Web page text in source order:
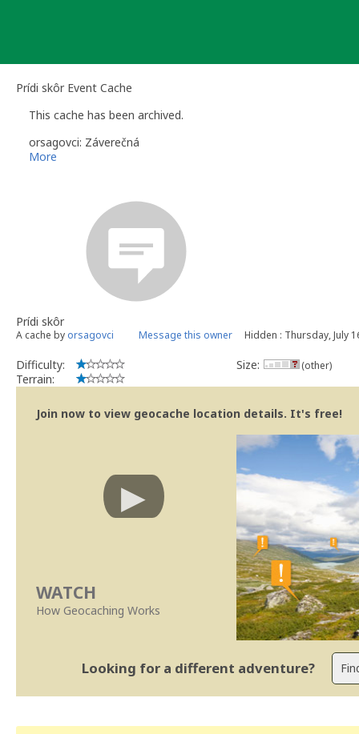
Prídi skôr Event Cache
This cache has been archived.
orsagovci: Záverečná
More
Prídi skôr
A cache by orsagovci Message this owner Hidden : Thursday, July
Difficulty:
Terrain:
Size: (other)
Join now to view geocache location details. It's free!
WATCH
How Geocaching Works
Looking for a different adventure?